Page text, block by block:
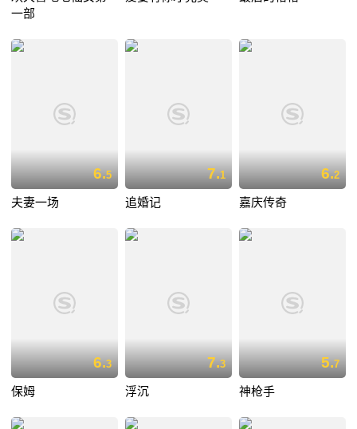
一部
6.5
夫妻一场
7.1
追婚记
6.2
嘉庆传奇
6.3
保姆
7.3
浮沉
5.7
神枪手